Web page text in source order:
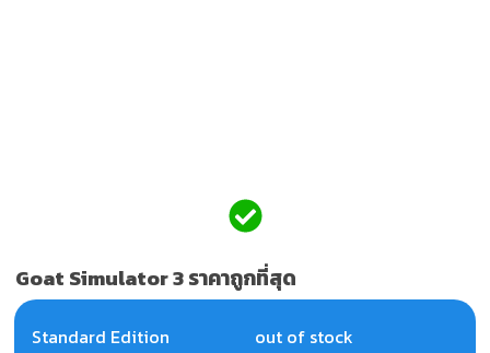
Goat Simulator 3 ราคาถูกที่สุด
Standard Edition
out of stock